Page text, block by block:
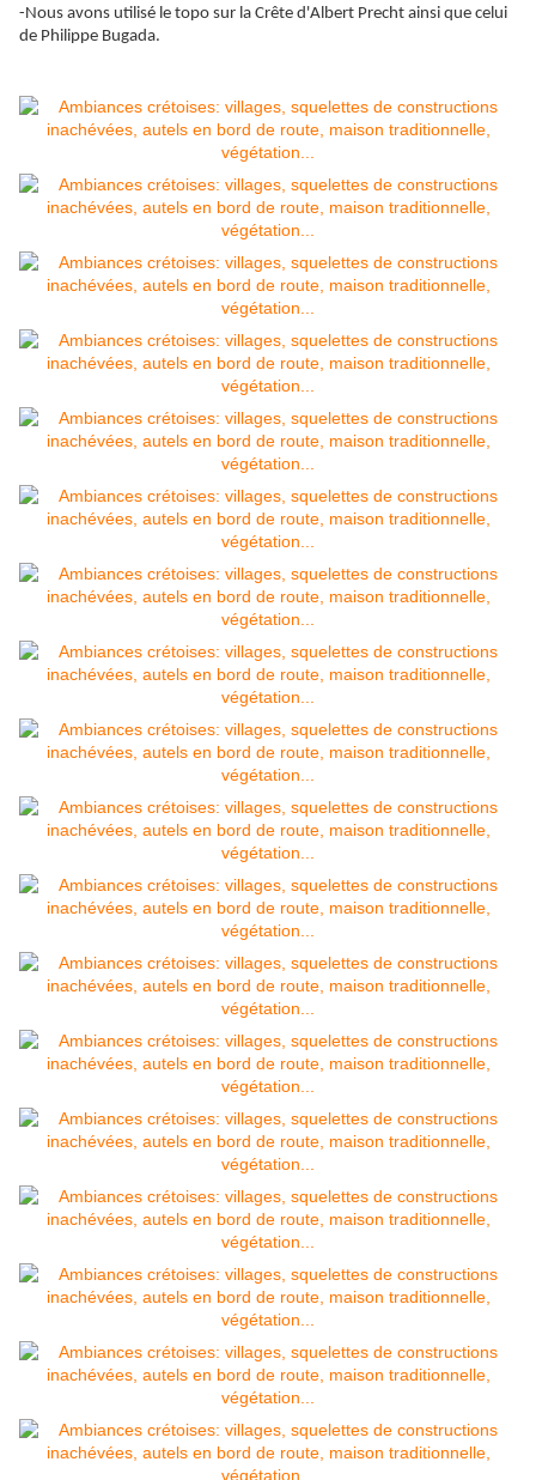
-Nous avons utilisé le topo sur la Crête d'Albert Precht ainsi que celui
de Philippe Bugada.